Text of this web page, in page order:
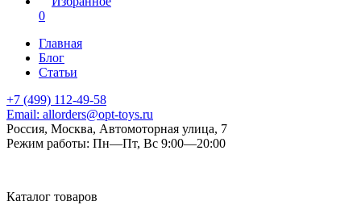
0
Главная
Блог
Статьи
+7 (499) 112-49-58
Email: allorders@opt-toys.ru
Россия, Москва, Автомоторная улица, 7
Режим работы: Пн—Пт, Вс 9:00—20:00
Каталог товаров